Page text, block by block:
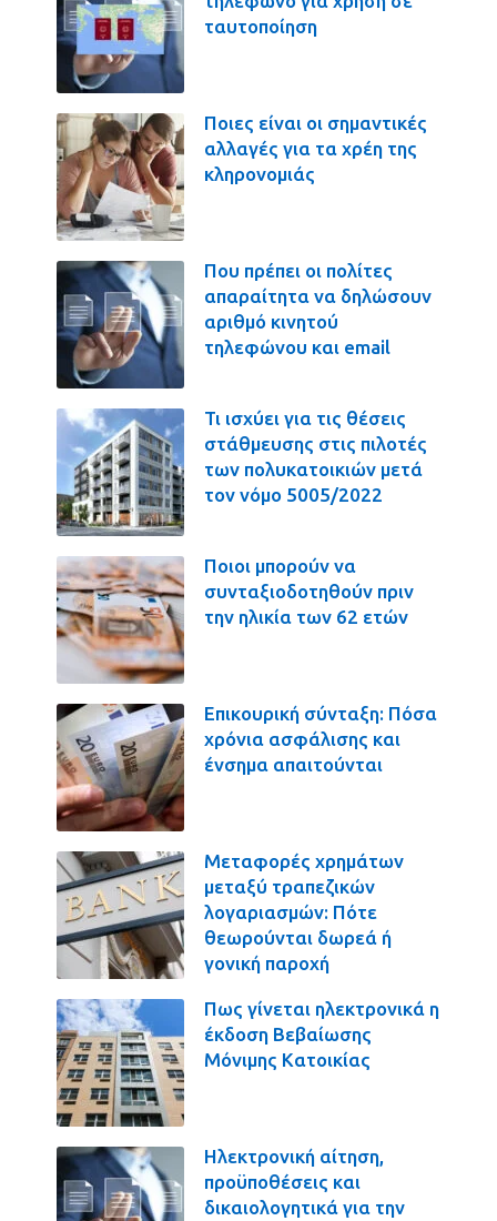
ταυτοποίηση
Ποιες είναι οι σημαντικές
αλλαγές για τα χρέη της
κληρονομιάς
Που πρέπει οι πολίτες
απαραίτητα να δηλώσουν
αριθμό κινητού
τηλεφώνου και email
Τι ισχύει για τις θέσεις
στάθμευσης στις πιλοτές
των πολυκατοικιών μετά
τον νόμο 5005/2022
Ποιοι μπορούν να
συνταξιοδοτηθούν πριν
την ηλικία των 62 ετών
Επικουρική σύνταξη: Πόσα
χρόνια ασφάλισης και
ένσημα απαιτούνται
Μεταφορές χρημάτων
μεταξύ τραπεζικών
λογαριασμών: Πότε
θεωρούνται δωρεά ή
γονική παροχή
Πως γίνεται ηλεκτρονικά η
έκδοση Βεβαίωσης
Μόνιμης Κατοικίας
Ηλεκτρονική αίτηση,
προϋποθέσεις και
δικαιολογητικά για την